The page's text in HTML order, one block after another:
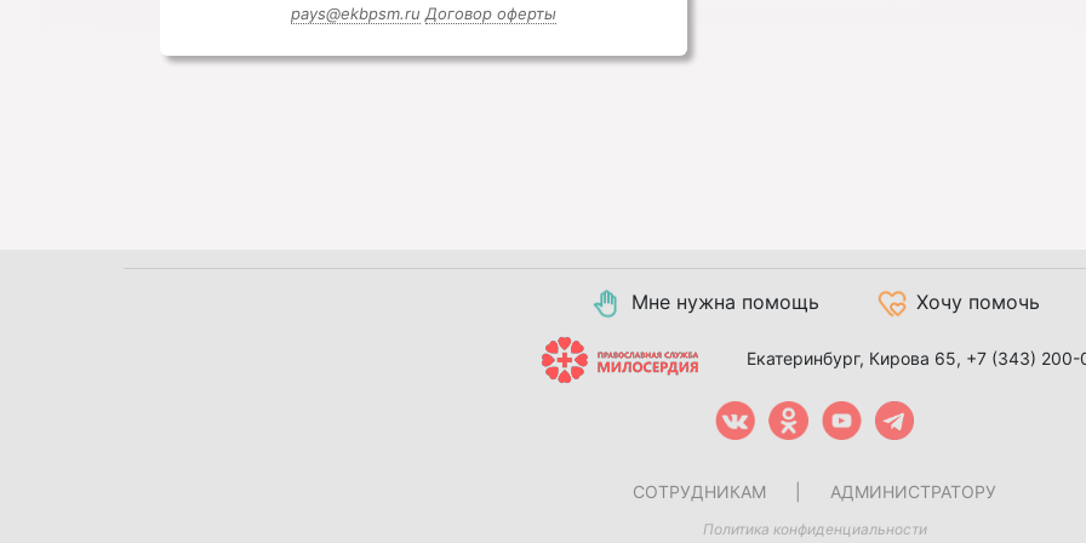
pays@ekbpsm.ru Договор оферты
Мне нужна помощь Хочу помочь
Екатеринбург, Кирова 65, +7 (343) 200-
СОТРУДНИКАМ АДМИНИСТРАТОРУ
Политика конфиденциальности